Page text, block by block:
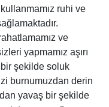
ruhi ve
ve
yapmamız aşırı
şekilde soluk
burnumuzdan derin
yavaş bir şekilde